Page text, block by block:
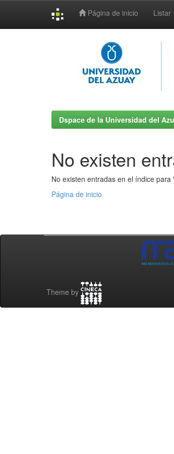
Página de inicio Listar
Dspace de la Universidad del
No existen
No existen entradas en el índice para
Página de inicio
Theme by